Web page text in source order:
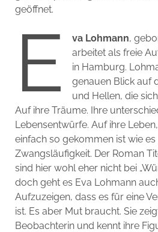
geöffnet.
E va Lohmann,
arbeitet als freie
in Hamburg.
genauen Blick auf
und Hellen, die
Auf ihre Träume. Ihre
Lebensentwürfe. Auf ihre
einfach so gekommen ist wie
Zwangsläufigkeit. Der Roman
sind hier wohl eher nicht bei
doch geht es Eva Lohmann
Aufzuzeigen, dass es für eine
ist. Es aber Mut braucht. Sie
Beobachterin und kennt ihre